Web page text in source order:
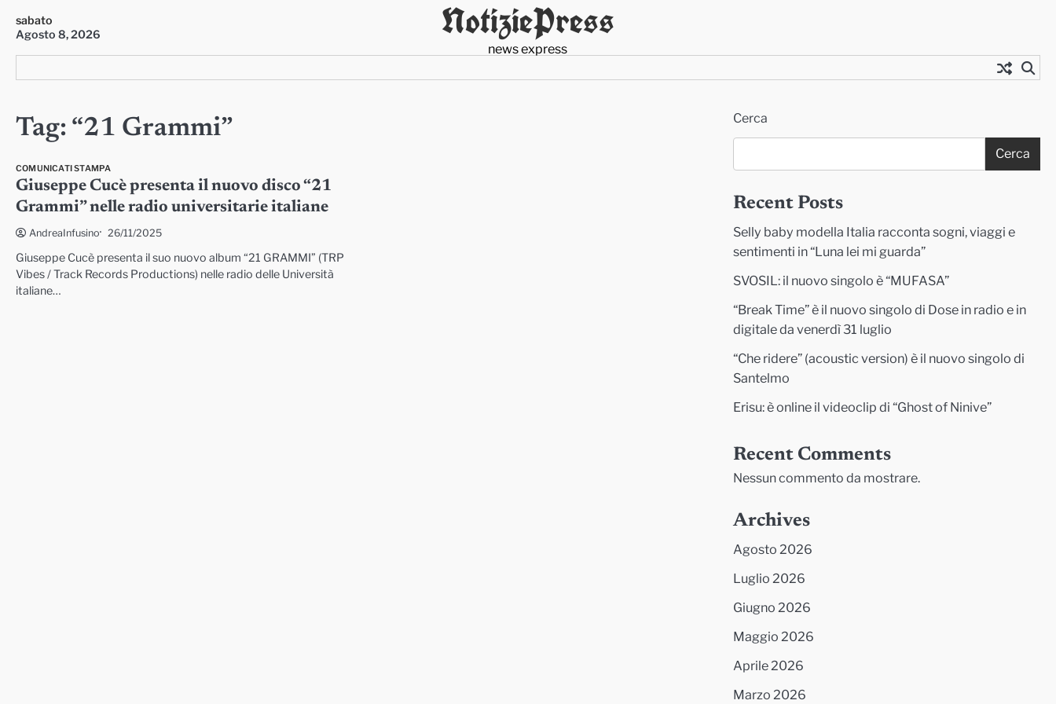
content
sabato
Agosto 8, 2026
NotiziePress
news express
Tag: “21 Grammi”
COMUNICATI STAMPA
Giuseppe Cucè presenta il nuovo disco “21
Grammi” nelle radio universitarie italiane
AndreaInfusino 26/11/2025
Giuseppe Cucè presenta il suo nuovo album “21 GRAMMI” (TRP
Vibes / Track Records Productions) nelle radio delle Università
italiane…
Cerca
Cerca
Recent Posts
Selly baby modella Italia racconta sogni, viaggi e
sentimenti in “Luna lei mi guarda”
SVOSIL: il nuovo singolo è “MUFASA”
“Break Time” è il nuovo singolo di Dose in radio e in
digitale da venerdì 31 luglio
“Che ridere” (acoustic version) è il nuovo singolo di
Santelmo
Erisu: è online il videoclip di “Ghost of Ninive”
Recent Comments
Nessun commento da mostrare.
Archives
Agosto 2026
Luglio 2026
Giugno 2026
Maggio 2026
Aprile 2026
Marzo 2026